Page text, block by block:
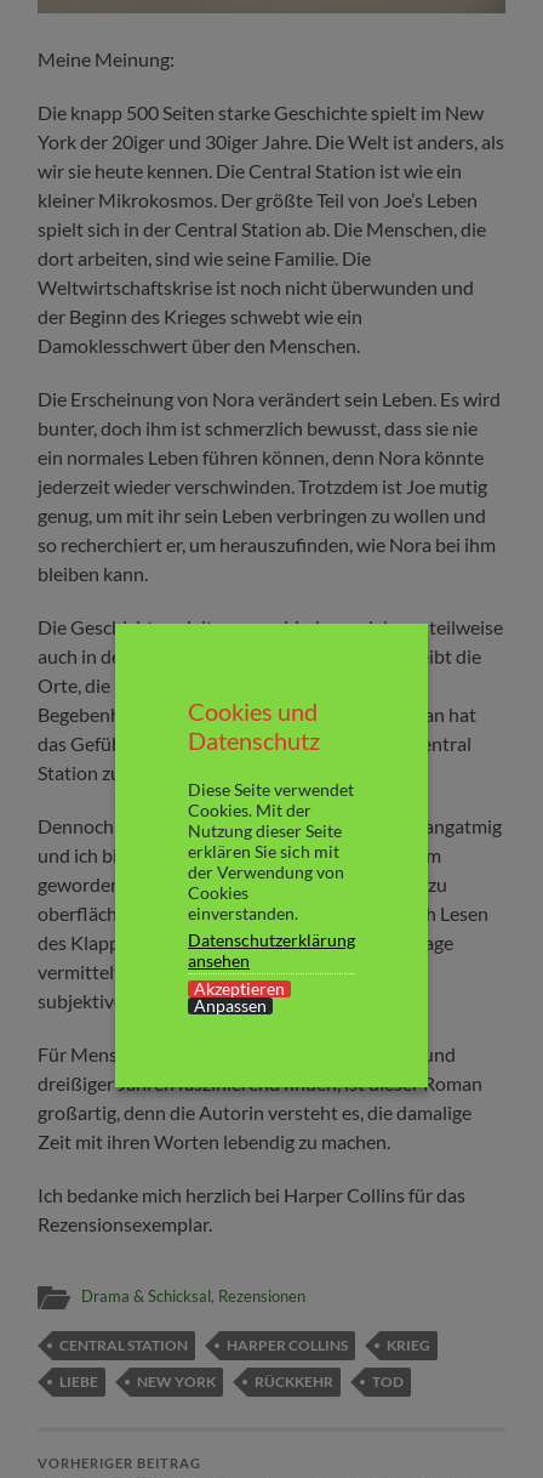
Meine Meinung:
Die knapp 500 Seiten starke Geschichte spielt im New
York der 20iger und 30iger Jahre. Die Welt ist anders, als
wir sie heute kennen. Die Central Station ist wie ein
kleiner Mikrokosmos. Der größte Teil von Joe’s Leben
spielt sich in der Central Station ab. Die Menschen, die
dort arbeiten, sind wie seine Familie. Die
Weltwirtschaftskrise ist noch nicht überwunden und
der Beginn des Krieges schwebt wie ein
Damoklesschwert über den Menschen.
Die Erscheinung von Nora verändert sein Leben. Es wird
bunter, doch ihm ist schmerzlich bewusst, dass sie nie
ein normales Leben führen können, denn Nora könnte
jederzeit wieder verschwinden. Trotzdem ist Joe mutig
genug, um mit ihr sein Leben verbringen zu wollen und
so recherchiert er, um herauszufinden, wie Nora bei ihm
bleiben kann.
Die Geschichte spielt zu verschiedenen Jahren, teilweise
auch in der Vergangenheit. Die Autorin beschreibt die
Orte, die Protagonisten und die historischen
Begebenheiten sehr detailliert und liebevoll. Man hat
das Gefühl, gleich neben Joe und Nora in der Central
Station zu stehen.
Dennoch fand ich die Geschichte stellenweise langatmig
und ich bin nicht wirklich mit Nora und Joe warm
geworden. Ihre Liebesgeschichte blieb für mich zu
oberflächlich. Der mystische Touch, den ich nach Lesen
des Klappentextes erwartet hatte, wurde nur vage
vermittelt. Mir fehlte etwas. Aber das ist meine
subjektive Meinung.
Für Menschen, die das Leben in den zwanziger und
dreißiger Jahren faszinierend finden, ist dieser Roman
großartig, denn die Autorin versteht es, die damalige
Zeit mit ihren Worten lebendig zu machen.
Ich bedanke mich herzlich bei Harper Collins für das
Rezensionsexemplar.
Drama & Schicksal, Rezensionen
CENTRAL STATION HARPER COLLINS
KRIEG
LIEBE
NEW YORK RÜCKKEHR TOD
VORHERIGER BEITRAG
Cookies und
Datenschutz
Diese Seite verwendet
Cookies. Mit der
Nutzung dieser Seite
erklären Sie sich mit
der Verwendung von
Cookies
einverstanden.
Datenschutzerklärung
ansehen
Akzeptieren
Anpassen